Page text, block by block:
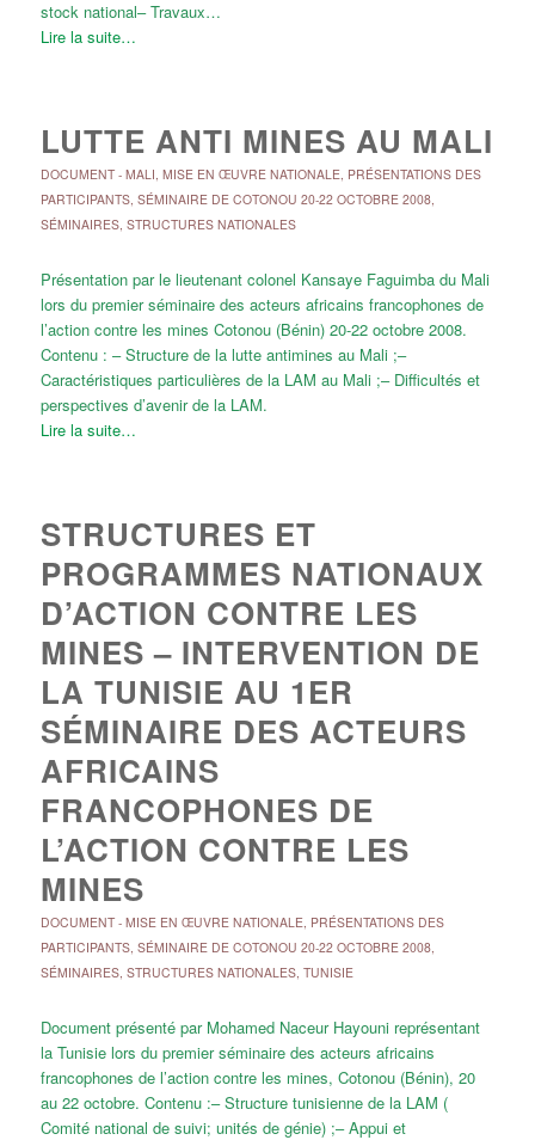
stock national– Travaux…
Lire la suite…
LUTTE ANTI MINES AU MALI
DOCUMENT- MALI, MISE EN ŒUVRE NATIONALE, PRÉSENTATIONS DES
PARTICIPANTS, SÉMINAIRE DE COTONOU 20-22 OCTOBRE 2008,
SÉMINAIRES, STRUCTURES NATIONALES
Présentation par le lieutenant colonel Kansaye Faguimba du Mali
lors du premier séminaire des acteurs africains francophones de
l’action contre les mines Cotonou (Bénin) 20-22 octobre 2008.
Contenu : – Structure de la lutte antimines au Mali ;–
Caractéristiques particulières de la LAM au Mali ;– Difficultés et
perspectives d’avenir de la LAM.
Lire la suite…
STRUCTURES ET
PROGRAMMES NATIONAUX
D’ACTION CONTRE LES
MINES – INTERVENTION DE
LA TUNISIE AU 1ER
SÉMINAIRE DES ACTEURS
AFRICAINS
FRANCOPHONES DE
L’ACTION CONTRE LES
MINES
DOCUMENT- MISE EN ŒUVRE NATIONALE, PRÉSENTATIONS DES
PARTICIPANTS, SÉMINAIRE DE COTONOU 20-22 OCTOBRE 2008,
SÉMINAIRES, STRUCTURES NATIONALES, TUNISIE
Document présenté par Mohamed Naceur Hayouni représentant
la Tunisie lors du premier séminaire des acteurs africains
francophones de l’action contre les mines, Cotonou (Bénin), 20
au 22 octobre. Contenu :– Structure tunisienne de la LAM (
Comité national de suivi; unités de génie) ;– Appui et